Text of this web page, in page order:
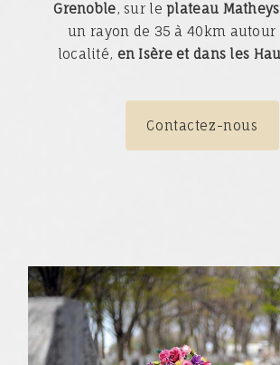
Grenoble, sur leplateau
un rayon de 35 à 40km autour
localité, en Isère et dans les
Contactez-nous